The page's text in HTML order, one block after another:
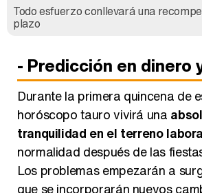
Todo esfuerzo conllevará una
plazo
- Predicción en dinero
Durante la primera quincena de
horóscopo tauro vivirá una
tranquilidad en el terreno
normalidad después de las
Los problemas empezarán a
que se incorporarán nuevos